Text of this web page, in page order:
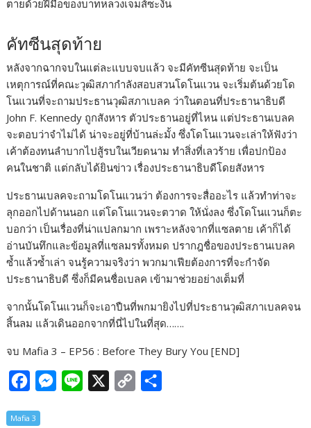
ตายด้วยฝีมือของบาทหลวงเจมส์ซะงั้น
คัทซีนสุดท้าย
หลังจากฉากจบในแต่ละแบบจบแล้ว จะมีคัทซีนสุดท้าย จะเป็น
เหตุการณ์ที่คณะวุฒิสภากำลังสอบสวนโดโนแวน จะเริ่มต้นด้วยโด
โนแวนที่จะถามประธานวุฒิสภาเบลค ว่าในตอนที่ประธานาธิบดี
John F. Kennedy ถูกสังหาร ตัวประธานอยู่ที่ไหน แต่ประธานเบลค
จะตอบว่าจำไม่ได้ น่าจะอยู่ที่บ้านล่ะมั้ง ซึ่งโดโนแวนจะเล่าให้ฟังว่า
เค้าต้องทนลำบากไปสู้รบในเวียดนาม ทำสิ่งที่เลวร้าย เพื่อปกป้อง
คนในชาติ แต่กลับได้ยินข่าว เรื่องประธานาธิบดีโดยสังหาร
ประธานเบลคจะถามโดโนแวนว่า ต้องการจะสื่ออะไร แล้วทำท่าจะ
ลุกออกไปด้านนอก แต่โดโนแวนจะตวาด ให้นั่งลง ซึ่งโดโนแวนก็ตะ
บอกว่า เป็นเรื่องที่น่าแปลกมาก เพราะหลังจากที่แซลตาย เค้าก็ได้
อ่านบันทึกและข้อมูลที่แซลมรทั้งหมด ปรากฎชื่อของประธานเบลค
ซ้ำแล้วซ้ำเล่า จนรู้ความจริงว่า พวกมาเฟียต้องการที่จะกำจัด
ประธานาธิบดี ซึ่งก็มีคนชื่อเบลค เข้ามาช่วยอย่างเต็มที่
จากนั้นโดโนแวนก็จะเอาปืนที่พกมายิงไปที่ประธานวุฒิสภาเบลคจน
สิ้นลม แล้วเดินออกจากที่นี่ไปในที่สุด…….
จบ Mafia 3 – EP56 : Before They Bury You [END]
c
M
Mafia 3